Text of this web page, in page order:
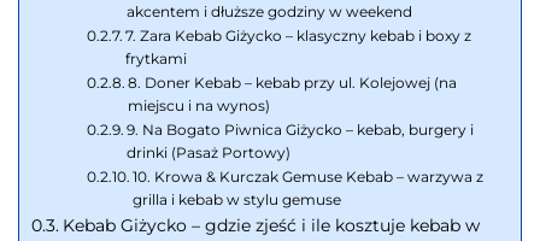
akcentem i dłuższe godziny w weekend
7. Zara Kebab Giżycko – klasyczny kebab i boxy z
frytkami
8. Doner Kebab – kebab przy ul. Kolejowej (na
miejscu i na wynos)
9. Na Bogato Piwnica Giżycko – kebab, burgery i
drinki (Pasaż Portowy)
10. Krowa & Kurczak Gemuse Kebab – warzywa z
grilla i kebab w stylu gemuse
Kebab Giżycko – gdzie zjeść i ile kosztuje kebab w